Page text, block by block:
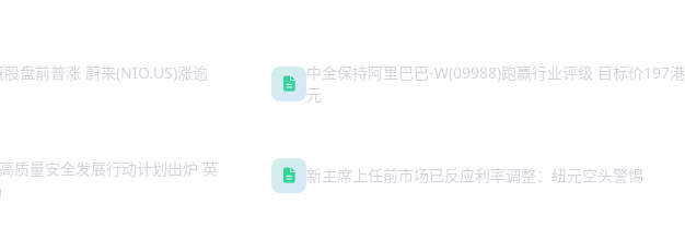
盘前普涨 蔚来(NIO.US)涨逾
中金保持阿里巴巴-W(09988)跑赢行业评级 目标价197港
元
质量安全发展行动计划出炉 英
新主席上任前市场已反应利率调整：纽元空头警惕